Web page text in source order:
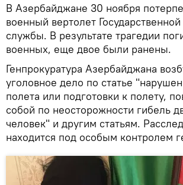
В Азербайджане 30 ноября
военный вертолет
службы. В результате трагедии
военных, еще двое были ранены.
Генпрокуратура Азербайджана
уголовное дело по статье
полета или подготовки к полету,
собой по неосторожности гибель
человек" и другим статьям.
находится под особым контролем